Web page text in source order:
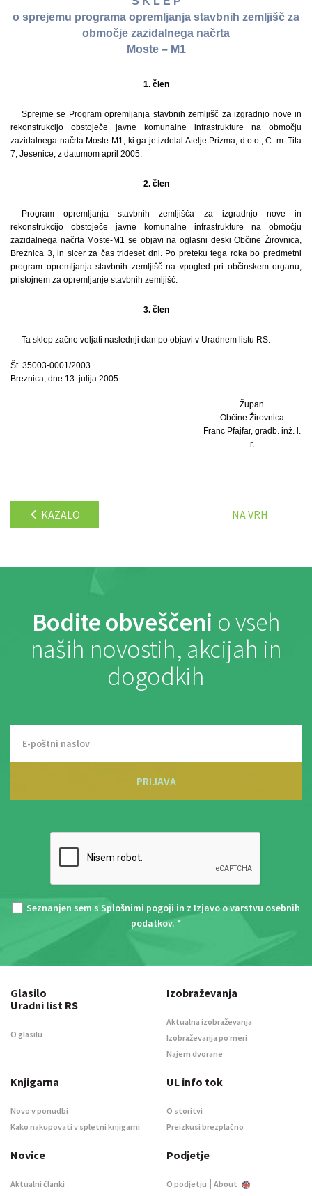
o sprejemu programa opremljanja stavbnih zemljišč za
območje zazidalnega načrta
Moste – M1
1. člen
Sprejme se Program opremljanja stavbnih zemljišč za izgradnjo nove in
rekonstrukcijo obstoječe javne komunalne infrastrukture na območju
zazidalnega načrta Moste-M1, ki ga je izdelal Atelje Prizma, d.o.o., C. m. Tita
7, Jesenice, z datumom april 2005.
2. člen
Program opremljanja stavbnih zemljišča za izgradnjo nove in
rekonstrukcijo obstoječe javne komunalne infrastrukture na območju
zazidalnega načrta Moste-M1 se objavi na oglasni deski Občine Žirovnica,
Breznica 3, in sicer za čas trideset dni. Po preteku tega roka bo predmetni
program opremljanja stavbnih zemljišč na vpogled pri občinskem organu,
pristojnem za opremljanje stavbnih zemljišč.
3. člen
Ta sklep začne veljati naslednji dan po objavi v Uradnem listu RS.
Št. 35003-0001/2003
Breznica, dne 13. julija 2005.
Župan
Občine Žirovnica
Franc Pfajfar, gradb. inž. l.
r.
KAZALO NA VRH
Bodite obveščeni o vseh
naših novostih, akcijah in
dogodkih
PRIJAVA
Seznanjen sem s Splošnimi pogoji in z Izjavo o varstvu osebnih
podatkov. *
Glasilo
Uradni list RS
O glasilu
Izobraževanja
Aktualna izobraževanja
Izobraževanja po meri
Najem dvorane
Knjigarna
Novo v ponudbi
Kako nakupovati v spletni knjigarni
UL info tok
O storitvi
Preizkusi brezplačno
Novice
Aktualni članki
Podjetje
O podjetju | About